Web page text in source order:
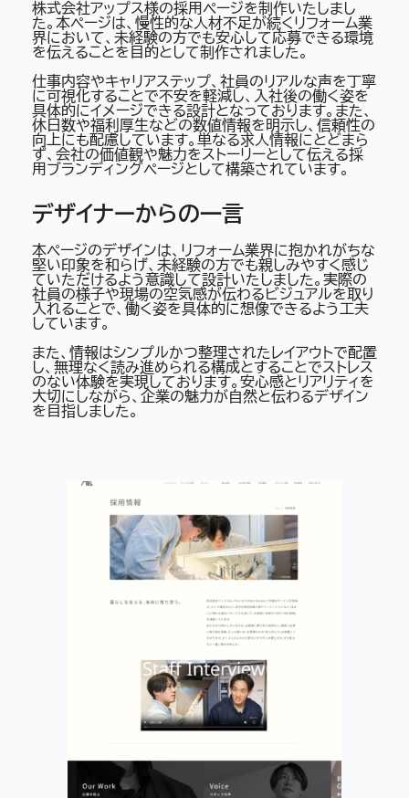
株式会社アップス様の採用ページを制作いたしまし
た。本ページは、慢性的な人材不足が続くリフォーム業
界において、未経験の方でも安心して応募できる環境
を伝えることを目的として制作されました。
仕事内容やキャリアステップ、社員のリアルな声を丁寧
に可視化することで不安を軽減し、入社後の働く姿を
具体的にイメージできる設計となっております。また、
休日数や福利厚生などの数値情報を明示し、信頼性の
向上にも配慮しています。単なる求人情報にとどまら
ず、会社の価値観や魅力をストーリーとして伝える採
用ブランディングページとして構築されています。
デザイナーからの一言
本ページのデザインは、リフォーム業界に抱かれがちな
堅い印象を和らげ、未経験の方でも親しみやすく感じ
ていただけるよう意識して設計いたしました。実際の
社員の様子や現場の空気感が伝わるビジュアルを取り
入れることで、働く姿を具体的に想像できるよう工夫
しています。
また、情報はシンプルかつ整理されたレイアウトで配置
し、無理なく読み進められる構成とすることでストレス
のない体験を実現しております。安心感とリアリティを
大切にしながら、企業の魅力が自然と伝わるデザイン
を目指しました。